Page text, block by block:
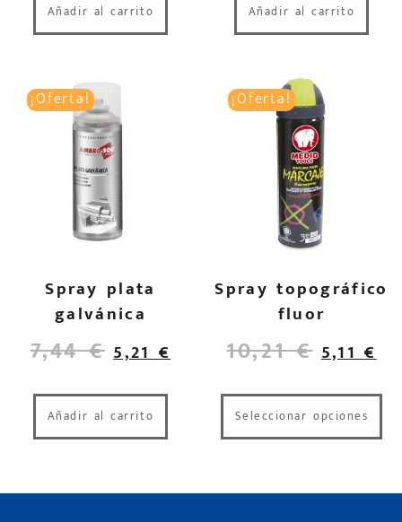
Añadir al carrito Añadir al carrito
¡Oferta!
Spray plata
galvánica
7,44€ 5,21€
Añadir al carrito
¡Oferta!
Spray topográfico
fluor
10,21€ 5,11€
Seleccionar opciones